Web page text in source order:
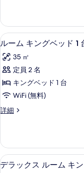
の
す
べ
て
の
写
真
を
す
る
の
詳
細
ド
2
台
の
す
べ
て
の
を
表
ブ
ル
ベ
ド
2
の
詳
ル
ー
ム
キ
ン
グ
ベ
ド
台
9
ルーム キングベッド 1
35 ㎡
定員 2 名
キングベッド 1 台
WiFi (無料)
詳細
ル
ン
グ
ベ
デ8
デラックス ルーム キ